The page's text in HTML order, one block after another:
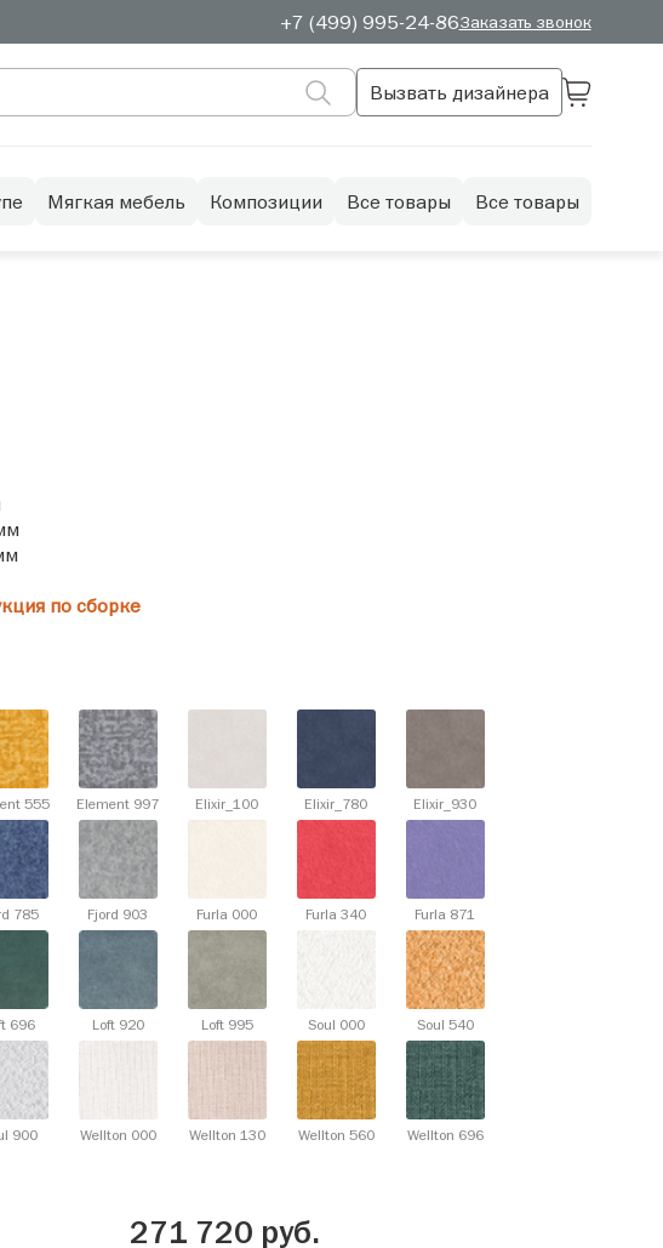
+7 (499) 995-24-86Заказать звонок
Вызвать дизайнера
Мягкая мебель Композиции Все товары Все товары
по сборке
555 Element 997 Elixir_100 Elixir_780 Elixir_930
785 Fjord 903 Furla 000 Furla 340 Furla 871
696 Loft 920 Loft 995 Soul 000 Soul 540
900 Wellton 000 Wellton 130 Wellton 560 Wellton 696
271 720 руб.